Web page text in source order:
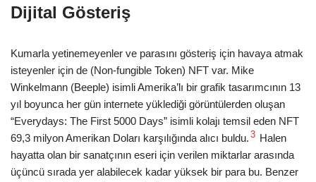
Dijital Gösteriş
Kumarla yetinemeyenler ve parasını gösteriş için havaya atmak
isteyenler için de (Non-fungible Token) NFT var. Mike
Winkelmann (Beeple) isimli Amerika’lı bir grafik tasarımcının 13
yıl boyunca her gün internete yüklediği görüntülerden oluşan
“Everydays: The First 5000 Days” isimli kolajı temsil eden NFT
69,3 milyon Amerikan Doları karşılığında alıcı buldu. 3 Halen
hayatta olan bir sanatçının eseri için verilen miktarlar arasında
üçüncü sırada yer alabilecek kadar yüksek bir para bu. Benzer